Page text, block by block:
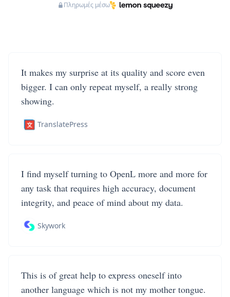
Πληρωμές μέσω
It makes my surprise at its quality and score even
bigger. I can only repeat myself, a really strong
showing.
TranslatePress
I find myself turning to OpenL more and more for
any task that requires high accuracy, document
integrity, and peace of mind about my data.
Skywork
This is of great help to express oneself into
another language which is not my mother tongue.